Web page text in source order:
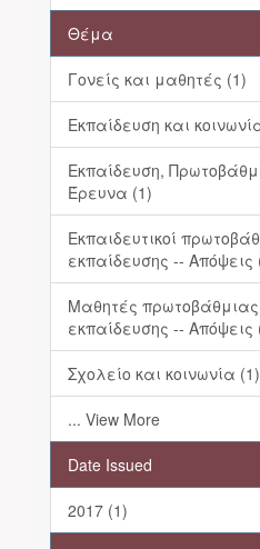
Θέμα
Γονείς και μαθητές (1)
Εκπαίδευση και
Εκπαίδευση,
Έρευνα (1)
Εκπαιδευτικοί
εκπαίδευσης -- Απόψεις
Μαθητές πρωτοβάθμιας
εκπαίδευσης -- Απόψεις
Σχολείο και κοινωνία (1)
... View More
Date Issued
2017 (1)